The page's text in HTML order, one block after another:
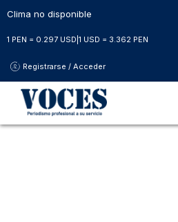
Clima no disponible
1 PEN = 0.297 USD 1 USD = 3.362 PEN
Registrarse / Acceder